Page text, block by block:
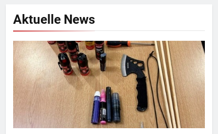
Aktuelle News